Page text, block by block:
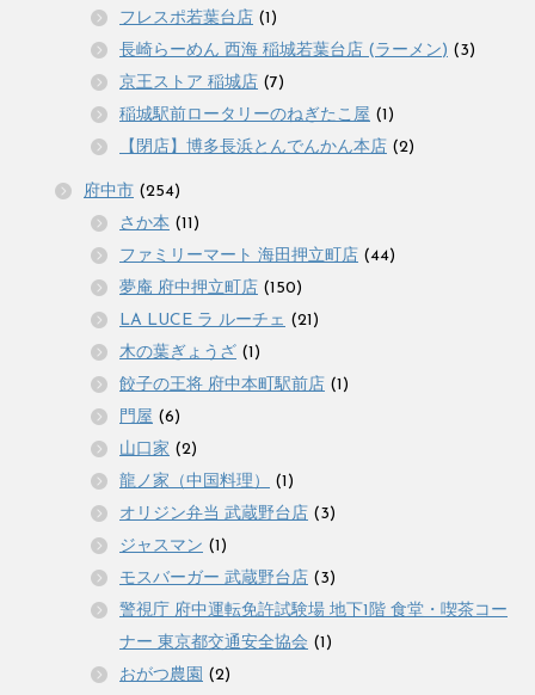
フレスポ若葉台店 (1)
長崎らーめん 西海 稲城若葉台店 (ラーメン) (3)
京王ストア 稲城店 (7)
稲城駅前ロータリーのねぎたこ屋 (1)
【閉店】博多長浜とんでんかん本店 (2)
府中市 (254)
さか本 (11)
ファミリーマート 海田押立町店 (44)
夢庵 府中押立町店 (150)
LA LUCE ラ ルーチェ (21)
木の葉ぎょうざ (1)
餃子の王将 府中本町駅前店 (1)
門屋 (6)
山口家 (2)
龍ノ家（中国料理）
(1)
オリジン弁当 武蔵野台店 (3)
ジャスマン (1)
モスバーガー 武蔵野台店 (3)
警視庁 府中運転免許試験場 地下1階 食堂・喫茶コー
ナー 東京都交通安全協会 (1)
おがつ農園 (2)